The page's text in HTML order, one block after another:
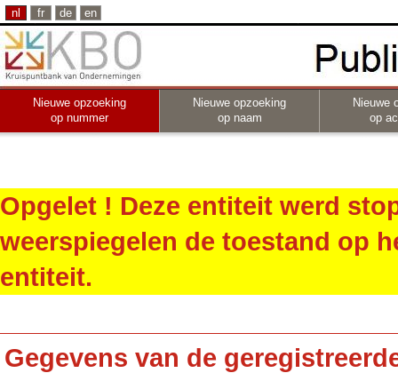
nl fr de en
Nieuwe opzoeking
op nummer
Nieuwe opzoeking
op naam
Nieuwe
op
Opgelet ! Deze entiteit werd
weerspiegelen de toestand op
entiteit.
Gegevens van de